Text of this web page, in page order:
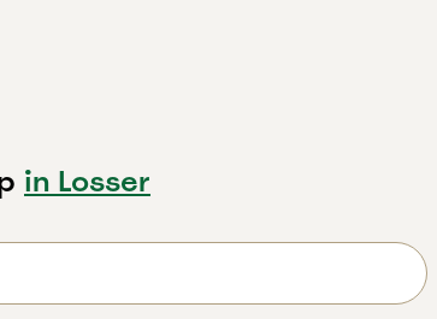
in Losser